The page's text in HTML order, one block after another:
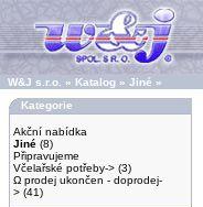
W&J s.r.o. » Katalog » Jiné »
Kategorie
Akční nabídka
Jiné (8)
Připravujeme
Včelařské potřeby-> (3)
Ω prodej ukončen - doprodej-
> (41)